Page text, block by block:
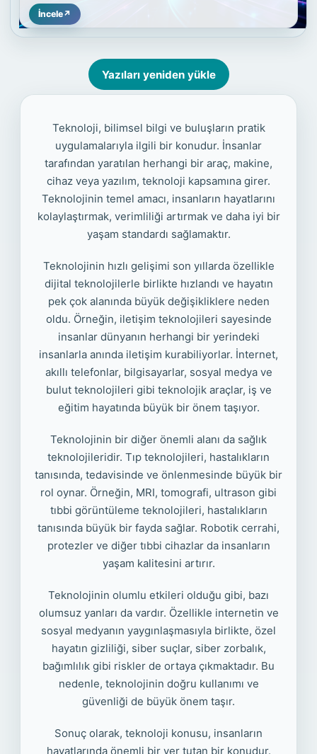
İncele↗
Yazıları yeniden yükle
Teknoloji, bilimsel bilgi ve buluşların pratik
uygulamalarıyla ilgili bir konudur. İnsanlar
tarafından yaratılan herhangi bir araç, makine,
cihaz veya yazılım, teknoloji kapsamına girer.
Teknolojinin temel amacı, insanların hayatlarını
kolaylaştırmak, verimliliği artırmak ve daha iyi bir
yaşam standardı sağlamaktır.
Teknolojinin hızlı gelişimi son yıllarda özellikle
dijital teknolojilerle birlikte hızlandı ve hayatın
pek çok alanında büyük değişikliklere neden
oldu. Örneğin, iletişim teknolojileri sayesinde
insanlar dünyanın herhangi bir yerindeki
insanlarla anında iletişim kurabiliyorlar. İnternet,
akıllı telefonlar, bilgisayarlar, sosyal medya ve
bulut teknolojileri gibi teknolojik araçlar, iş ve
eğitim hayatında büyük bir önem taşıyor.
Teknolojinin bir diğer önemli alanı da sağlık
teknolojileridir. Tıp teknolojileri, hastalıkların
tanısında, tedavisinde ve önlenmesinde büyük bir
rol oynar. Örneğin, MRI, tomografi, ultrason gibi
tıbbi görüntüleme teknolojileri, hastalıkların
tanısında büyük bir fayda sağlar. Robotik cerrahi,
protezler ve diğer tıbbi cihazlar da insanların
yaşam kalitesini artırır.
Teknolojinin olumlu etkileri olduğu gibi, bazı
olumsuz yanları da vardır. Özellikle internetin ve
sosyal medyanın yaygınlaşmasıyla birlikte, özel
hayatın gizliliği, siber suçlar, siber zorbalık,
bağımlılık gibi riskler de ortaya çıkmaktadır. Bu
nedenle, teknolojinin doğru kullanımı ve
güvenliği de büyük önem taşır.
Sonuç olarak, teknoloji konusu, insanların
hayatlarında önemli bir yer tutan bir konudur.